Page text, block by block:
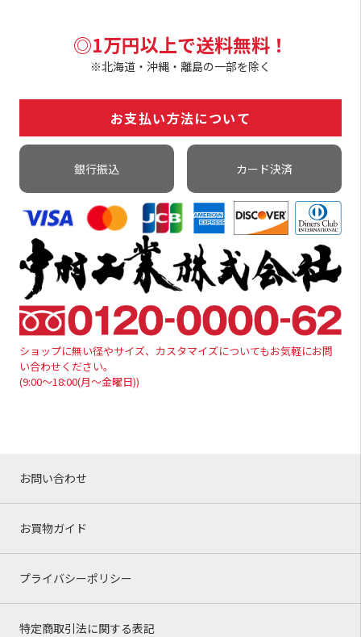
◎1万円以上で送料無料！
※北海道・沖縄・離島の一部を除く
お支払い方法について
銀行振込 カード決済
ショップに無い径やサイズ、カスタマイズについてもお気軽にお問
い合わせください。
(9:00～18:00(月～金曜日))
お問い合わせ
お買物ガイド
プライバシーポリシー
特定商取引法に関する表記